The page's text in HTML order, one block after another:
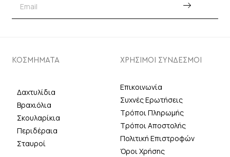
ΚΟΣΜΗΜΑΤΑ
Δαχτυλίδια
Βραχιόλια
Σκουλαρίκια
Περιδέραια
Σταυροί
ΧΡΗΣΙΜΟΙ ΣΥΝΔΕΣΜΟΙ
Επικοινωνία
Συχνές Ερωτήσεις
Τρόποι Πληρωμής
Τρόποι Αποστολής
Πολιτική Επιστροφών
Όροι Χρήσης